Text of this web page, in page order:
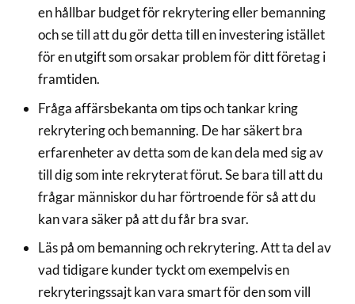
en hållbar budget för rekrytering eller bemanning
och se till att du gör detta till en investering istället
för en utgift som orsakar problem för ditt företag i
framtiden.
Fråga affärsbekanta om tips och tankar kring
rekrytering och bemanning. De har säkert bra
erfarenheter av detta som de kan dela med sig av
till dig som inte rekryterat förut. Se bara till att du
frågar människor du har förtroende för så att du
kan vara säker på att du får bra svar.
Läs på om bemanning och rekrytering. Att ta del av
vad tidigare kunder tyckt om exempelvis en
rekryteringssajt kan vara smart för den som vill